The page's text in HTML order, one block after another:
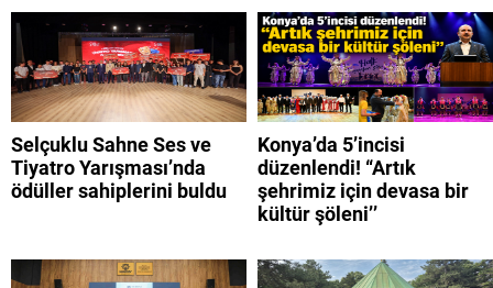
Selçuklu Sahne Ses ve
Tiyatro Yarışması’nda
ödüller sahiplerini buldu
Konya’da 5’incisi
düzenlendi! “Artık
şehrimiz için devasa bir
kültür şöleni’’